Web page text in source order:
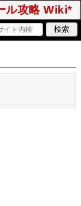
ル攻略 Wiki*